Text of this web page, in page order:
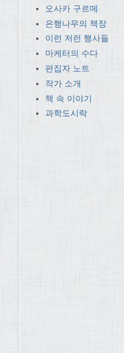
오사카 구르메
은행나무의 책장
이런 저런 행사들
마케터의 수다
편집자 노트
작가 소개
책 속 이야기
과학도시락